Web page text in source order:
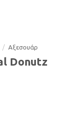
/ Αξεσουάρ
Donutz